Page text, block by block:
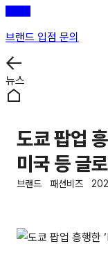
브랜드 입점 문의
뉴스
도쿄 팝업
미국 등 글
브랜드 패션비즈